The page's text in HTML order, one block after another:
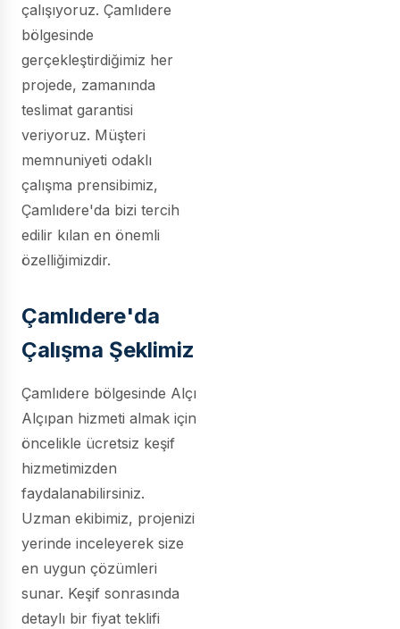
çalışıyoruz. Çamlıdere
bölgesinde
gerçekleştirdiğimiz her
projede, zamanında
teslimat garantisi
veriyoruz. Müşteri
memnuniyeti odaklı
çalışma prensibimiz,
Çamlıdere'da bizi tercih
edilir kılan en önemli
özelliğimizdir.
Çamlıdere'da
Çalışma Şeklimiz
Çamlıdere bölgesinde Alçı
Alçıpan hizmeti almak için
öncelikle ücretsiz keşif
hizmetimizden
faydalanabilirsiniz.
Uzman ekibimiz, projenizi
yerinde inceleyerek size
en uygun çözümleri
sunar. Keşif sonrasında
detaylı bir fiyat teklifi